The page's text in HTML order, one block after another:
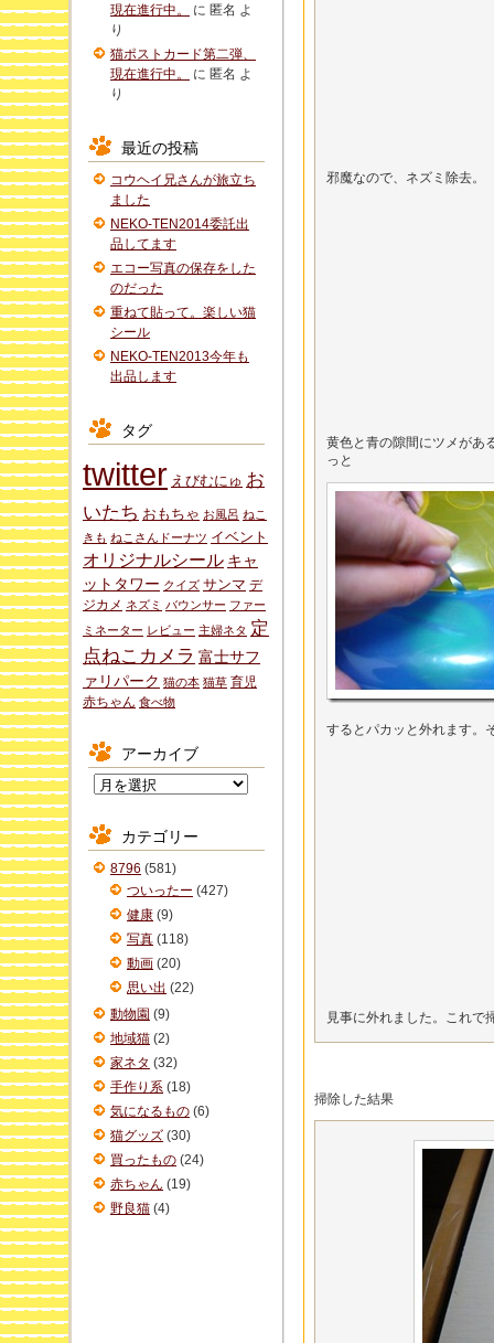
邪魔なので、ネズミ除去。
黄色と青の隙間にツメがあ
っと
するとパカッと外れます。
見事に外れました。これで
掃除した結果
現在進行中。
に 匿名 よ
り
猫ポストカード第二弾、
現在進行中。
に 匿名 よ
り
最近の投稿
コウヘイ兄さんが旅立ち
ました
NEKO-TEN2014委託出
品してます
エコー写真の保存をした
のだった
重ねて貼って。楽しい猫
シール
NEKO-TEN2013今年も
出品します
タグ
twitter えびむにゅ お
いたち おもちゃ お風呂 ねこ
きも ねこさんドーナツ イベント
オリジナルシール キャ
ットタワー クイズ サンマ デ
ジカメ ネズミ バウンサー ファー
ミネーター レビュー 主婦ネタ 定
点ねこカメラ 富士サフ
ァリパーク 猫の本 猫草 育児
赤ちゃん 食べ物
アーカイブ
イ
ブ
カテゴリー
8796 (581)
ついったー (427)
健康 (9)
写真 (118)
動画 (20)
思い出 (22)
動物園 (9)
地域猫 (2)
家ネタ (32)
手作り系 (18)
気になるもの (6)
猫グッズ (30)
買ったもの (24)
赤ちゃん (19)
野良猫 (4)